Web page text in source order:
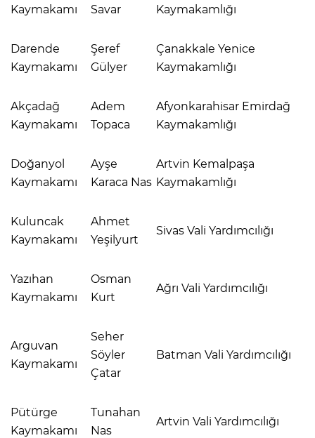
Kaymakamı
Savar
Kaymakamlığı
Darende
Kaymakamı
Şeref
Gülyer
Çanakkale Yenice
Kaymakamlığı
Akçadağ
Kaymakamı
Adem
Topaca
Afyonkarahisar Emirdağ
Kaymakamlığı
Doğanyol
Kaymakamı
Ayşe
Karaca Nas
Artvin Kemalpaşa
Kaymakamlığı
Kuluncak
Kaymakamı
Ahmet
Yeşilyurt
Sivas Vali Yardımcılığı
Yazıhan
Kaymakamı
Osman
Kurt
Ağrı Vali Yardımcılığı
Arguvan
Kaymakamı
Seher
Söyler
Çatar
Batman Vali Yardımcılığı
Pütürge
Kaymakamı
Tunahan
Nas
Artvin Vali Yardımcılığı